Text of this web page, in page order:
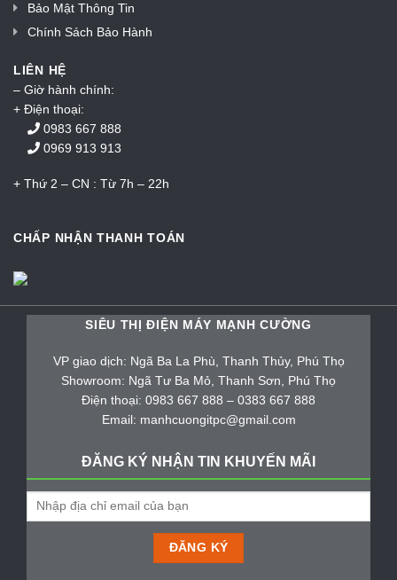
Bảo Mật Thông Tin
Chính Sách Bảo Hành
LIÊN HỆ
– Giờ hành chính:
+ Điện thoại:
0983 667 888
0969 913 913
+ Thứ 2 – CN : Từ 7h – 22h
CHẤP NHẬN THANH TOÁN
SIÊU THỊ ĐIỆN MÁY MẠNH CƯỜNG
VP giao dịch: Ngã Ba La Phù, Thanh Thủy, Phú Thọ
Showroom: Ngã Tư Ba Mỏ, Thanh Sơn, Phú Thọ
Điện thoại: 0983 667 888 – 0383 667 888
Email: manhcuongitpc@gmail.com
ĐĂNG KÝ NHẬN TIN KHUYẾN MÃI